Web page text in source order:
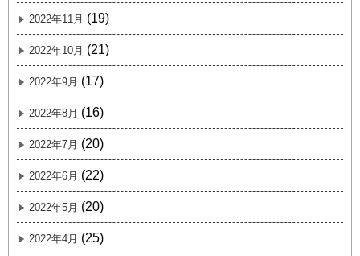
2022年11月 (19)
2022年10月 (21)
2022年9月 (17)
2022年8月 (16)
2022年7月 (20)
2022年6月 (22)
2022年5月 (20)
2022年4月 (25)